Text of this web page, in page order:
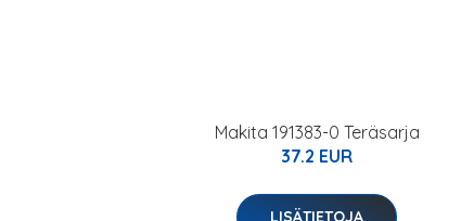
Makita 191383-0 Teräsarja
37.2 EUR
LISÄTIETOJA